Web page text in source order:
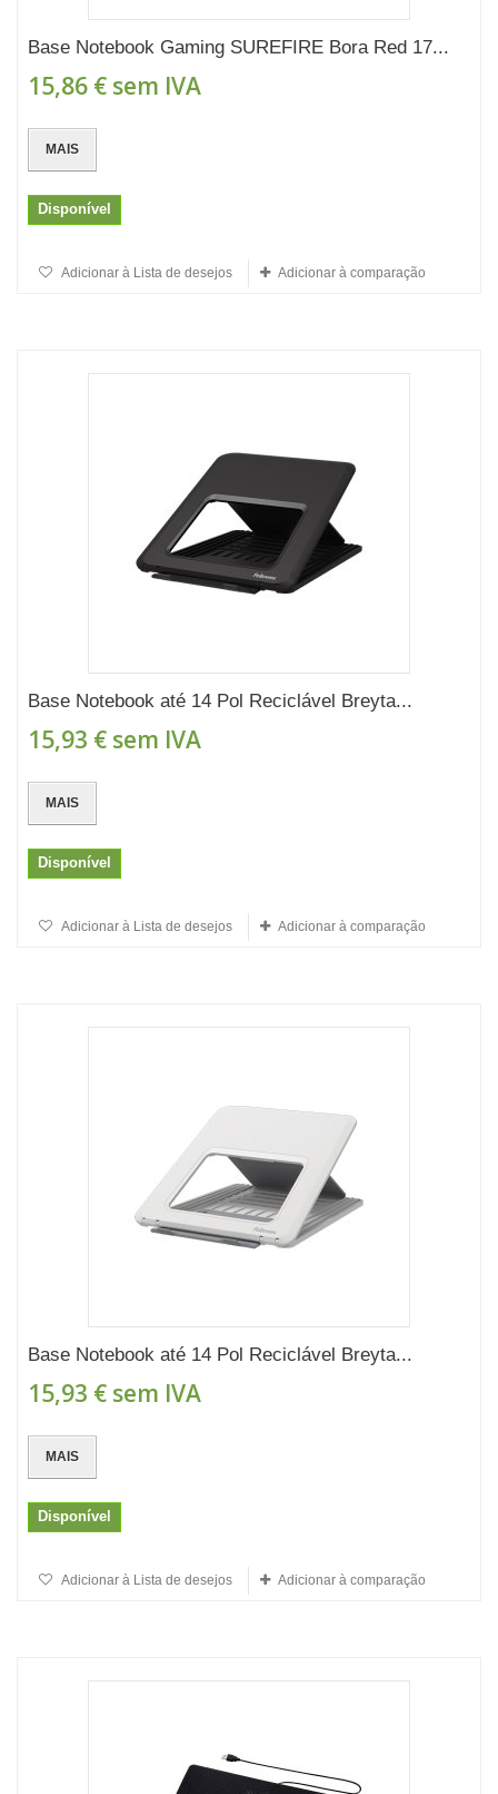
Base Notebook Gaming SUREFIRE Bora Red 17...
15,86 € sem IVA
MAIS
Disponível
Adicionar à Lista de desejos Adicionar à comparação
Base Notebook até 14 Pol Reciclável Breyta...
15,93 € sem IVA
MAIS
Disponível
Adicionar à Lista de desejos Adicionar à comparação
Base Notebook até 14 Pol Reciclável Breyta...
15,93 € sem IVA
MAIS
Disponível
Adicionar à Lista de desejos Adicionar à comparação